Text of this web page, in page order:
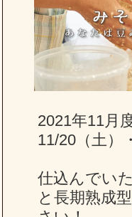
2021年11月
11/20（土）
仕込んでい
と長期熟成